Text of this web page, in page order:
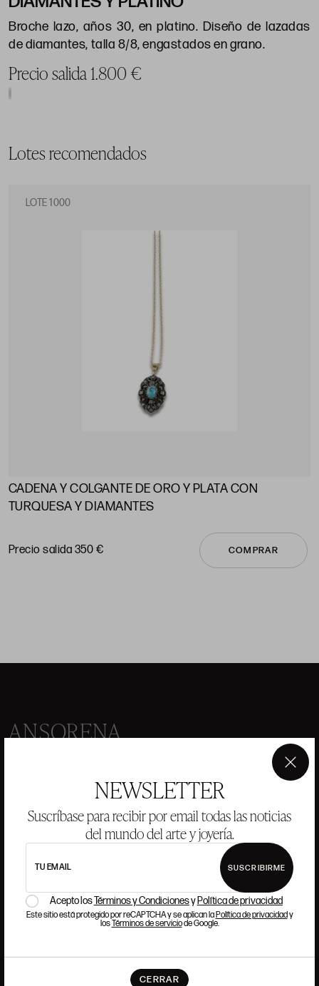
NEWSLETTER
Suscríbase para recibir por email todas las noticias
del mundo del arte y joyería.
TU EMAIL SUSCRIBIRME
Acepto losTérminos y Condicionesy Política de privacidad
Este sitio está protegido por reCAPTCHA y se aplican laPolítica de privacidady
losTérminos de serviciode Google.
CERRAR
×
Broche lazo, años 30, en platino. Diseño de lazadas
de diamantes, talla 8/8, engastados en grano.
Precio salida 1.800 €
Lotes recomendados
LOTE 1000
CADENA Y COLGANTE DE ORO Y PLATA CON
TURQUESA Y DIAMANTES
Precio salida 350 € COMPRAR
ANSORENA
JOYERÍA
GALERÍA
VALORACIONES
PREGUNTAS FRECUENTES
DÓNDE ESTAMOS